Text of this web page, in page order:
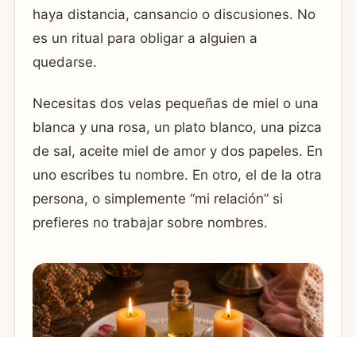
haya distancia, cansancio o discusiones. No
es un ritual para obligar a alguien a
quedarse.
Necesitas dos velas pequeñas de miel o una
blanca y una rosa, un plato blanco, una pizca
de sal, aceite miel de amor y dos papeles. En
uno escribes tu nombre. En otro, el de la otra
persona, o simplemente “mi relación” si
prefieres no trabajar sobre nombres.